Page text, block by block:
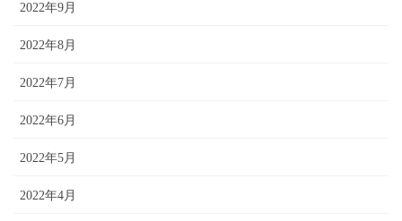
2022年9月
2022年8月
2022年7月
2022年6月
2022年5月
2022年4月